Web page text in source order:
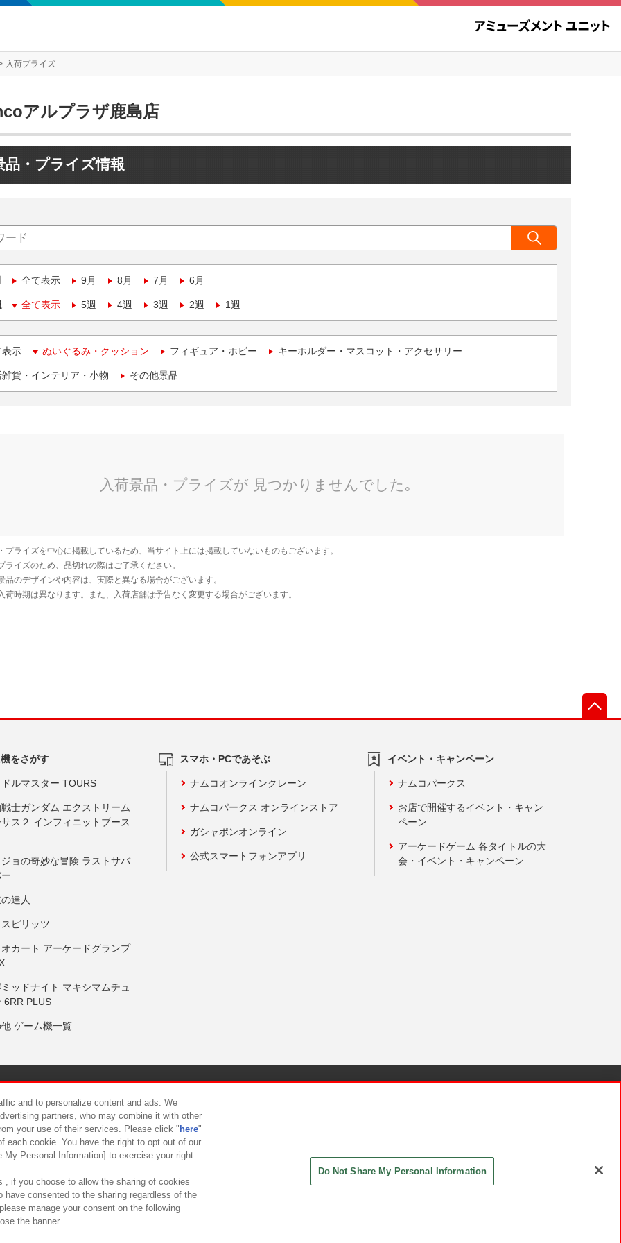
入荷プライズ
アルプラザ鹿島店
品・プライズ情報
全て表示 9月 8月 7月 6月
全て表示 5週 4週 3週 2週 1週
表示 ぬいぐるみ・クッション フィギュア・ホビー キーホルダー・マスコット・アクセサリー
貨・インテリア・小物 その他景品
をさがす
ルマスター TOURS
士ガンダム エクストリーム
ス２ インフィニットブース
ョの奇妙な冒険 ラストサバ
達人
ピリッツ
カート アーケードグランプ
ッドナイト マキシマムチュ
6RR PLUS
ゲーム機一覧
スマホ・PCであそぶ
ナムコオンラインクレーン
ナムコパークス オンラインストア
ガシャポンオンライン
公式スマートフォンアプリ
イベント・キャンペーン
ナムコパークス
お店で開催するイベント・キャン
ペーン
アーケードゲーム 各タイトルの大
会・イベント・キャンペーン
について カスタマーハラスメント対応方針
and to personalize content and ads. We
partners, who may combine it with other
your use of their services. Please click " here"
each cookie. You have the right to opt out of our
Personal Information] to exercise your right.
, if you choose to allow the sharing of cookies
have consented to the sharing regardless of the
manage your consent on the following
the banner.
Do Not Share My Personal Information